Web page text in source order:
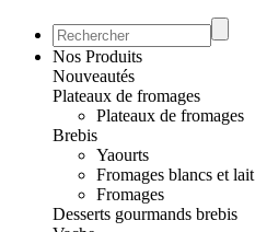
Nos Produits
Nouveautés
Plateaux de fromages
Plateaux de fromages
Brebis
Yaourts
Fromages blancs et lait
Fromages
Desserts gourmands brebis